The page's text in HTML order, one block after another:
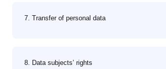
7. Transfer of personal data
8. Data subjects’ rights